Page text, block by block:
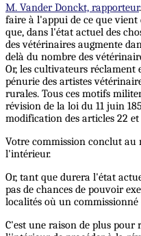
M. Vander Donckt, rapporteur
faire à l'appui de ce que
que, dans l'état actuel des
des vétérinaires augmente
delà du nombre des
Or, les cultivateurs
pénurie des artistes
rurales. Tous ces motifs
révision de la loi du 11 juin
modification des articles 22 et
Votre commission conclut
l'intérieur.
Or, tant que durera l'état
pas de chances de pouvoir
localités où un commissionné
C'est une raison de plus pour